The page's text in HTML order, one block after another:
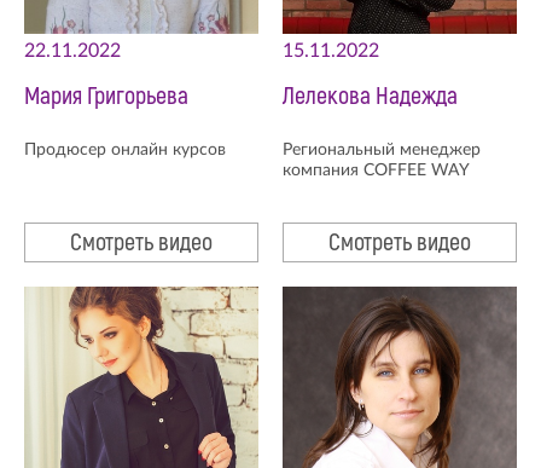
22.11.2022
Мария Григорьева
Продюсер онлайн курсов
Смотреть видео
15.11.2022
Лелекова Надежда
Региональный менеджер
компания COFFEE WAY
Смотреть видео